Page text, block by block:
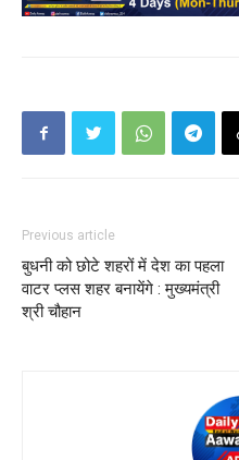
Previous article
बुधनी को छोटे शहरों में देश का पहला
वाटर प्लस शहर बनायेंगे : मुख्यमंत्री
श्री चौहान